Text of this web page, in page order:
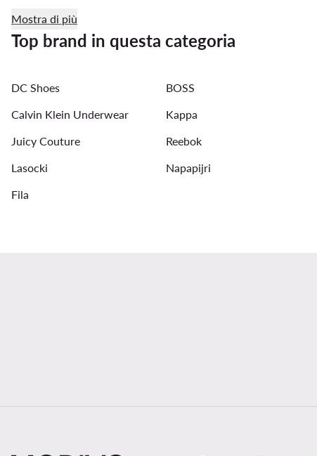
Jeans Straight uomo Pantaloni tuta uomo Puma
T shirt Lacoste uomo Maglione Ralph Lauren uomo
Mostra di più
Top brand in questa categoria
DC Shoes BOSS
Calvin Klein Underwear
Kappa
Juicy Couture
Reebok
Lasocki
Napapijri
Fila